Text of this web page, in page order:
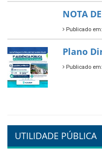
🌳🌱
Publicado
🌿🚤